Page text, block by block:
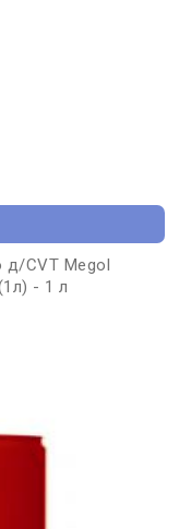
д/CVT Megol
- 1 л